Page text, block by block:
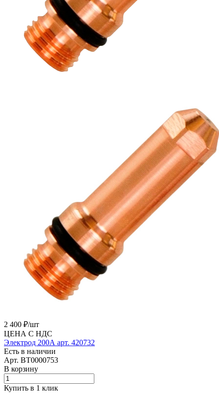
2 400 ₽/шт
ЦЕНА С НДС
Электрод 200А арт. 420732
Есть в наличии
Арт. BT0000753
В корзину
Купить в 1 клик